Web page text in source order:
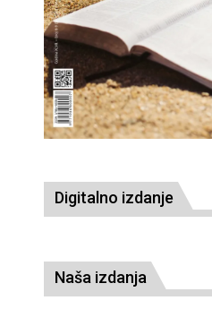
Digitalno izdanje
Naša izdanja